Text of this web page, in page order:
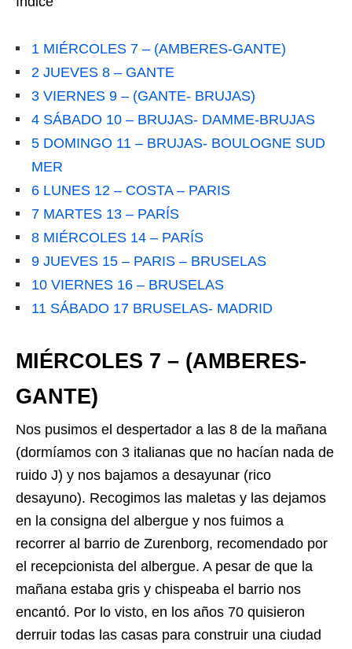
1 MIÉRCOLES 7 – (AMBERES-GANTE)
2 JUEVES 8 – GANTE
3 VIERNES 9 – (GANTE- BRUJAS)
4 SÁBADO 10 – BRUJAS- DAMME-BRUJAS
5 DOMINGO 11 – BRUJAS- BOULOGNE SUD
MER
6 LUNES 12 – COSTA – PARIS
7 MARTES 13 – PARÍS
8 MIÉRCOLES 14 – PARÍS
9 JUEVES 15 – PARIS – BRUSELAS
10 VIERNES 16 – BRUSELAS
11 SÁBADO 17 BRUSELAS- MADRID
MIÉRCOLES 7 – (AMBERES-
GANTE)
Nos pusimos el despertador a las 8 de la mañana
(dormíamos con 3 italianas que no hacían nada de
ruido J) y nos bajamos a desayunar (rico
desayuno). Recogimos las maletas y las dejamos
en la consigna del albergue y nos fuimos a
recorrer al barrio de Zurenborg, recomendado por
el recepcionista del albergue. A pesar de que la
mañana estaba gris y chispeaba el barrio nos
encantó. Por lo visto, en los años 70 quisieron
derruir todas las casas para construir una ciudad